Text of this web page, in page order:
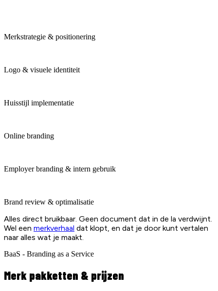
Merkstrategie & positionering
Logo & visuele identiteit
Huisstijl implementatie
Online branding
Employer branding & intern gebruik
Brand review & optimalisatie
Alles direct bruikbaar. Geen document dat in de la verdwijnt.
Wel een merkverhaal dat klopt, en dat je door kunt vertalen
naar alles wat je maakt.
BaaS - Branding as a Service
Merk pakketten & prijzen